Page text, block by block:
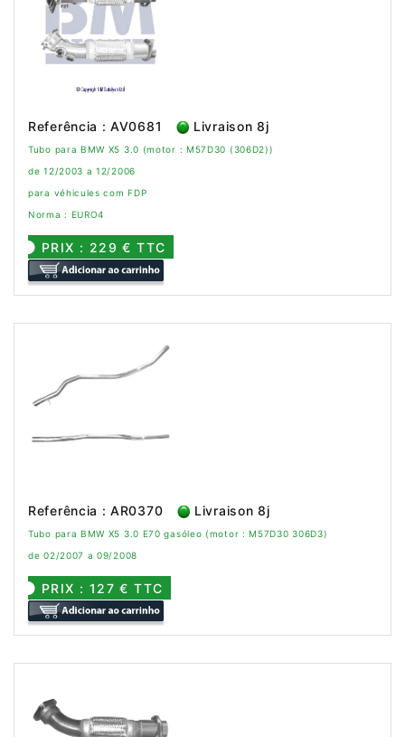
Referência : AV0681 Livraison 8j
Tubo para BMW X5 3.0 (motor : M57D30 (306D2))
de 12/2003 a 12/2006
para véhicules com FDP
Norma : EURO4
PRIX : 229 € TTC
Referência : AR0370 Livraison 8j
Tubo para BMW X5 3.0 E70 gasóleo (motor : M57D30 306D3)
de 02/2007 a 09/2008
PRIX : 127 € TTC